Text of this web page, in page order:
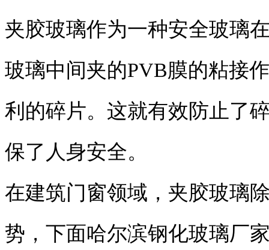
夹胶玻璃作为一种安全玻璃
玻璃中间夹的PVB膜的粘接
利的碎片。这就有效防止了
保了人身安全。
在建筑门窗领域，夹胶玻璃
势，下面哈尔滨钢化玻璃厂